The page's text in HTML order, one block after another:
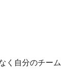
く自分のチーム